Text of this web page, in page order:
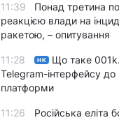
11:39
Понад третина
реакцією влади на
ракетою, – опитування
11:28 НК
Що таке
Telegram-інтерфейсу до
платформи
11:26
Російська еліта